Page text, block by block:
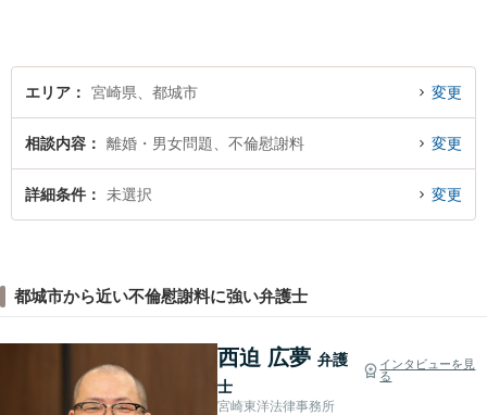
ださい。
エリア 宮崎県、都城市 変更
相談内容 離婚・男女問題、不倫慰謝料 変更
詳細条件 未選択 変更
都城市から近い不倫慰謝料に強い弁護士
西迫 広夢 弁護
士
インタビューを見
る
宮崎東洋法律事務所